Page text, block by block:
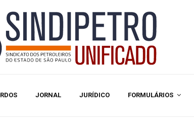
JORNAL JURÍDICO FORMULÁRIOS